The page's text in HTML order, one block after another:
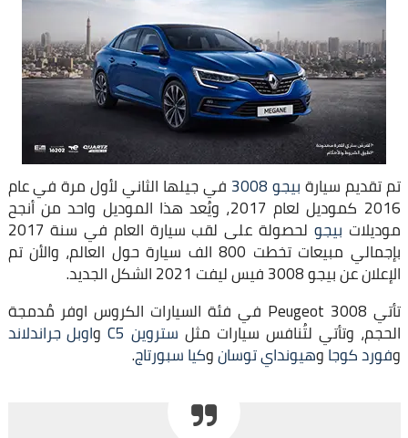
تم تقديم سيارةبيجو 3008 في جيلها الثاني لأول مرة في عام
2016 كموديل لعام 2017، ويُعد هذا الموديل واحد من أنجح
موديلات بيجو لحصولة على لقب سيارة العام في سنة 2017
بإجمالي مبيعات تخطت 800 الف سيارة حول العالم، والأن تم
الإعلان عن بيجو 3008 فيس ليفت 2021 الشكل الجديد.
تأتي Peugeot 3008 في فئة السيارات الكروس اوفر مُدمجة
الحجم، وتأتي لتُنافس سيارات مثل ستروين C5 واوبل جراندلاند
وفورد كوجاوهيونداي توسانوكيا سبورتاج.